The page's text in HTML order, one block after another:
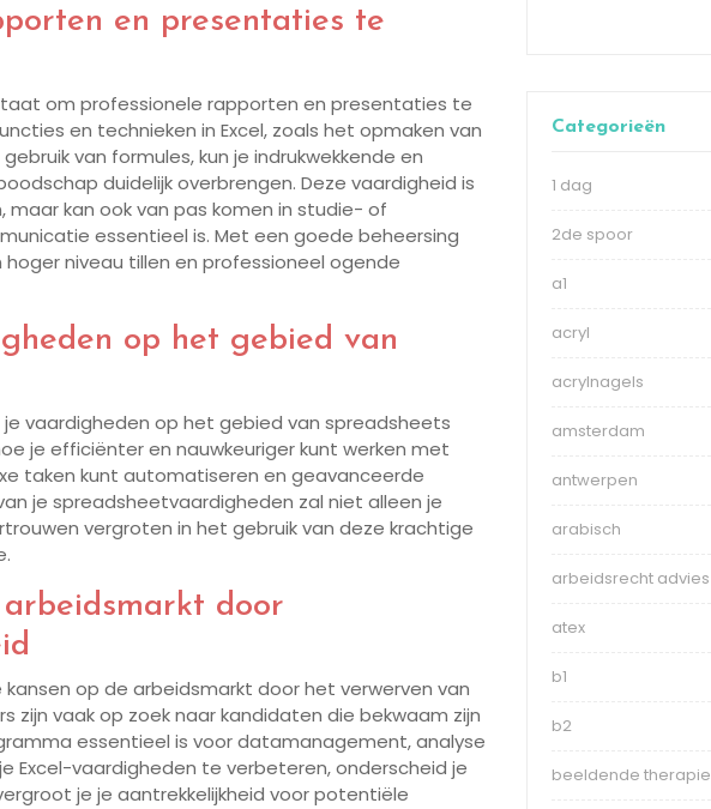
en presentaties te
om professionele rapporten en presentaties te
en technieken in Excel, zoals het opmaken van
van formules, kun je indrukwekkende en
duidelijk overbrengen. Deze vaardigheid is
kan ook van pas komen in studie- of
essentieel is. Met een goede beheersing
niveau tillen en professioneel ogende
op het gebied van
je vaardigheden op het gebied van spreadsheets
je efficiënter en nauwkeuriger kunt werken met
taken kunt automatiseren en geavanceerde
je spreadsheetvaardigheden zal niet alleen je
vergroten in het gebruik van deze krachtige
door
op de arbeidsmarkt door het verwerven van
zijn vaak op zoek naar kandidaten die bekwaam zijn
essentieel is voor datamanagement, analyse
Excel-vaardigheden te verbeteren, onderscheid je
je je aantrekkelijkheid voor potentiële
Categorieën
1 dag
2de spoor
a1
acryl
acrylnagels
amsterdam
antwerpen
arabisch
arbeidsrecht advies
atex
b1
b2
beeldende therapie